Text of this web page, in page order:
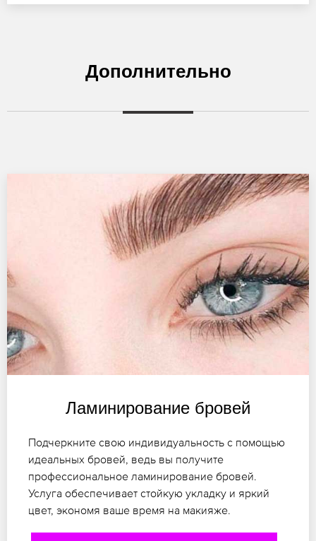
Дополнительно
Ламинирование бровей
Подчеркните свою индивидуальность с помощью
идеальных бровей, ведь вы получите
профессиональное ламинирование бровей.
Услуга обеспечивает стойкую укладку и яркий
цвет, экономя ваше время на макияже.